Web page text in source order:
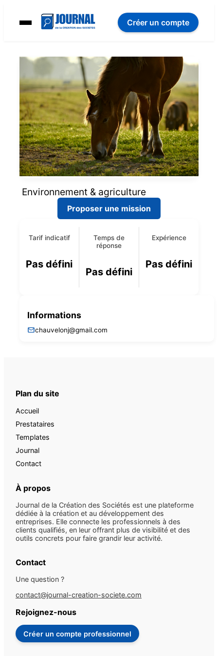
Créer un compte
Environnement & agriculture
Proposer une mission
Tarif indicatif
Pas défini
Temps de
réponse
Pas défini
Expérience
Pas défini
Informations
chauvelonj@gmail.com
Plan du site
Accueil
Prestataires
Templates
Journal
Contact
À propos
Journal de la Création des Sociétés est une plateforme
dédiée à la création et au développement des
entreprises. Elle connecte les professionnels à des
clients qualifiés, en leur offrant plus de visibilité et des
outils concrets pour faire grandir leur activité.
Contact
Une question ?
contact@journal-creation-societe.com
Rejoignez-nous
Créer un compte professionnel